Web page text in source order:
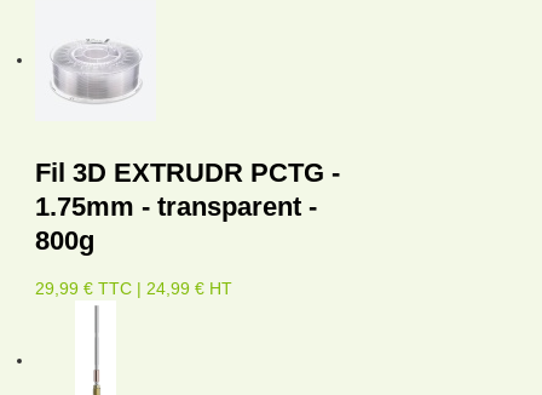
Fil 3D EXTRUDR PCTG -
1.75mm - transparent -
800g
29,99 € TTC | 24,99 € HT